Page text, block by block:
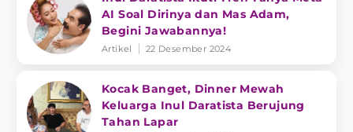
AI Soal Dirinya dan Mas Adam,
Begini Jawabannya!
Artikel 22 Desember 2024
Kocak Banget, Dinner Mewah
Keluarga Inul Daratista Berujung
Tahan Lapar